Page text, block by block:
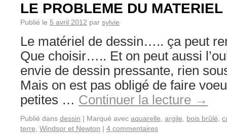
LE PROBLEME DU MATERIEL
Publié le 5 avril 2012 par sylvie
Le matériel de dessin….. ça peut
Que choisir….. Et on peut aussi
envie de dessin pressante, rien
Mais on est pas obligé de faire
petites … Continuer la lecture →
Publié dans dessin | Marqué avec aquarelle argile bois brûlé
terre Windsor et Newton | 4 commentaires